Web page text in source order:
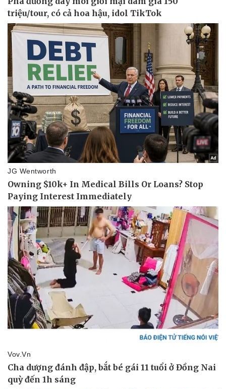
Pháp luật
Vụ án
Tin nóng
Tư vấn luật
Quân sự - Quốc phòng
Vũ khí
Việt Nam
Phân tích